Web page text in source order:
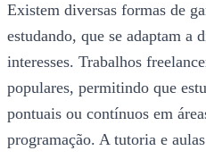
Existem diversas formas de
estudando, que se adaptam a
interesses. Trabalhos
populares, permitindo que
pontuais ou contínuos em
programação. A tutoria e